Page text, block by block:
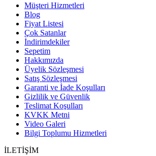
Müşteri Hizmetleri
Blog
Fiyat Listesi
Çok Satanlar
İndirimdekiler
Sepetim
Hakkımızda
Üyelik Sözleşmesi
Satış Sözleşmesi
Garanti ve İade Koşulları
Gizlilik ve Güvenlik
Teslimat Koşulları
KVKK Metni
Video Galeri
Bilgi Toplumu Hizmetleri
İLETİŞİM